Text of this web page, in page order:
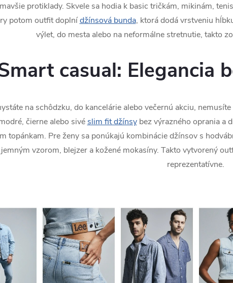
protiklady. Skvele sa hodia k basic tričkám, mikinám,
potom outfit doplnídžínsová bunda, ktorá dodá vrstveniu
výlet, do mesta alebo na neformálne stretnutie, takto
casual: Elegancia
na schôdzku, do kancelárie alebo večernú akciu,
čierne alebo sivé slim fit džínsybez výrazného oprania a
topánkam. Pre ženy sa ponúkajú kombinácie džínsov s
vzorom, blejzer a kožené mokasíny. Takto vytvorený
reprezentatívne.